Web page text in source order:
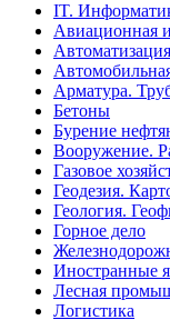
IT.
Авиационная
Автоматизация
Арматура.
Бетоны
Бурение
Вооружение.
Газовое
Геодезия.
Геология.
Горное дело
Иностранные
Лесная
Логистика